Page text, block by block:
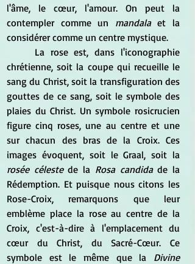
l'âme, le cœur, l'amour. On peut la
contempler comme un mandala et la
considérer comme un centre mystique.
chrétienne, soit la coupe qui recueille le
sang du Christ, soit la transfiguration des
gouttes de ce sang, soit le symbole des
plaies du Christ. Un symbole rosicrucien
figure cinq roses, une au centre et une
sur chacun des bras de la Croix. Ces
rosée céleste de la Rosa candida de la
Rédemption. Et puisque nous citons les
Rose-Croix, remarquons que leur
emblème place la rose au centre de la
Croix, c'est-à-dire à l'emplacement du
cœur du Christ, du Sacré-Cœur. Ce
symbole est le même que la Divine